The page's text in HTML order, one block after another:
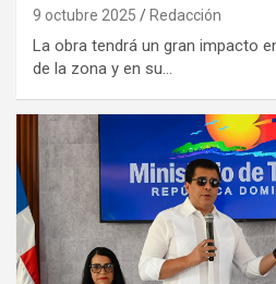
9 octubre 2025 Redacción
La obra tendrá un gran impacto
de la zona y en su…